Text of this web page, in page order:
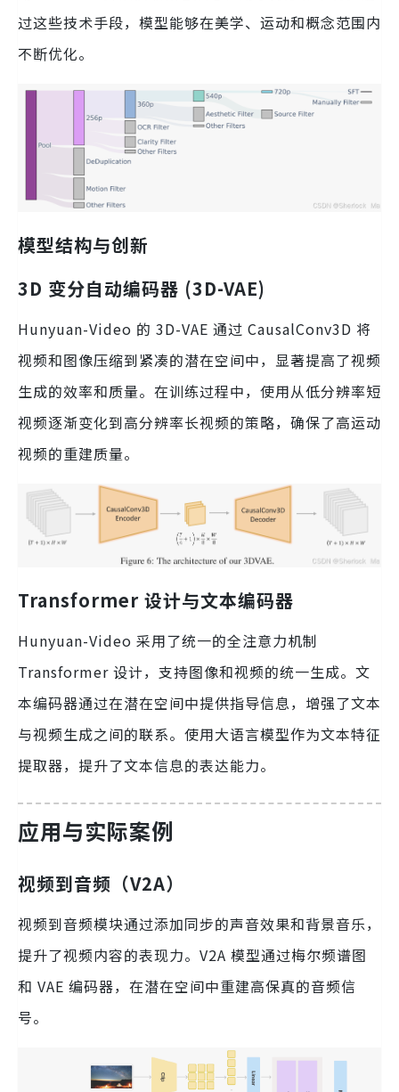
过这些技术手段，模型能够在美学、运动和概念范围内
不断优化。
模型结构与创新
3D 变分自动编码器 (3D-VAE)
Hunyuan-Video 的 3D-VAE 通过 CausalConv3D 将
视频和图像压缩到紧凑的潜在空间中，显著提高了视频
生成的效率和质量。在训练过程中，使用从低分辨率短
视频逐渐变化到高分辨率长视频的策略，确保了高运动
视频的重建质量。
Transformer 设计与文本编码器
Hunyuan-Video 采用了统一的全注意力机制
Transformer 设计，支持图像和视频的统一生成。文
本编码器通过在潜在空间中提供指导信息，增强了文本
与视频生成之间的联系。使用大语言模型作为文本特征
提取器，提升了文本信息的表达能力。
应用与实际案例
视频到音频（V2A）
视频到音频模块通过添加同步的声音效果和背景音乐，
提升了视频内容的表现力。V2A 模型通过梅尔频谱图
和 VAE 编码器，在潜在空间中重建高保真的音频信
号。